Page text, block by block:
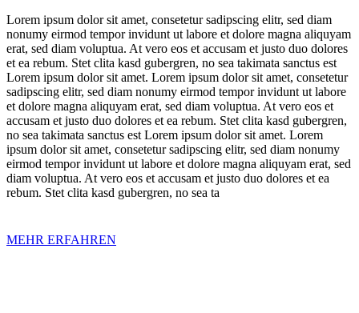
Lorem ipsum dolor sit amet, consetetur sadipscing elitr, sed diam
nonumy eirmod tempor invidunt ut labore et dolore magna aliquyam
erat, sed diam voluptua. At vero eos et accusam et justo duo dolores
et ea rebum. Stet clita kasd gubergren, no sea takimata sanctus est
Lorem ipsum dolor sit amet. Lorem ipsum dolor sit amet, consetetur
sadipscing elitr, sed diam nonumy eirmod tempor invidunt ut labore
et dolore magna aliquyam erat, sed diam voluptua. At vero eos et
accusam et justo duo dolores et ea rebum. Stet clita kasd gubergren,
no sea takimata sanctus est Lorem ipsum dolor sit amet. Lorem
ipsum dolor sit amet, consetetur sadipscing elitr, sed diam nonumy
eirmod tempor invidunt ut labore et dolore magna aliquyam erat, sed
diam voluptua. At vero eos et accusam et justo duo dolores et ea
rebum. Stet clita kasd gubergren, no sea ta
MEHR ERFAHREN